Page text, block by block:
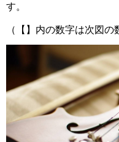
す。
（【】内の数字は次図の